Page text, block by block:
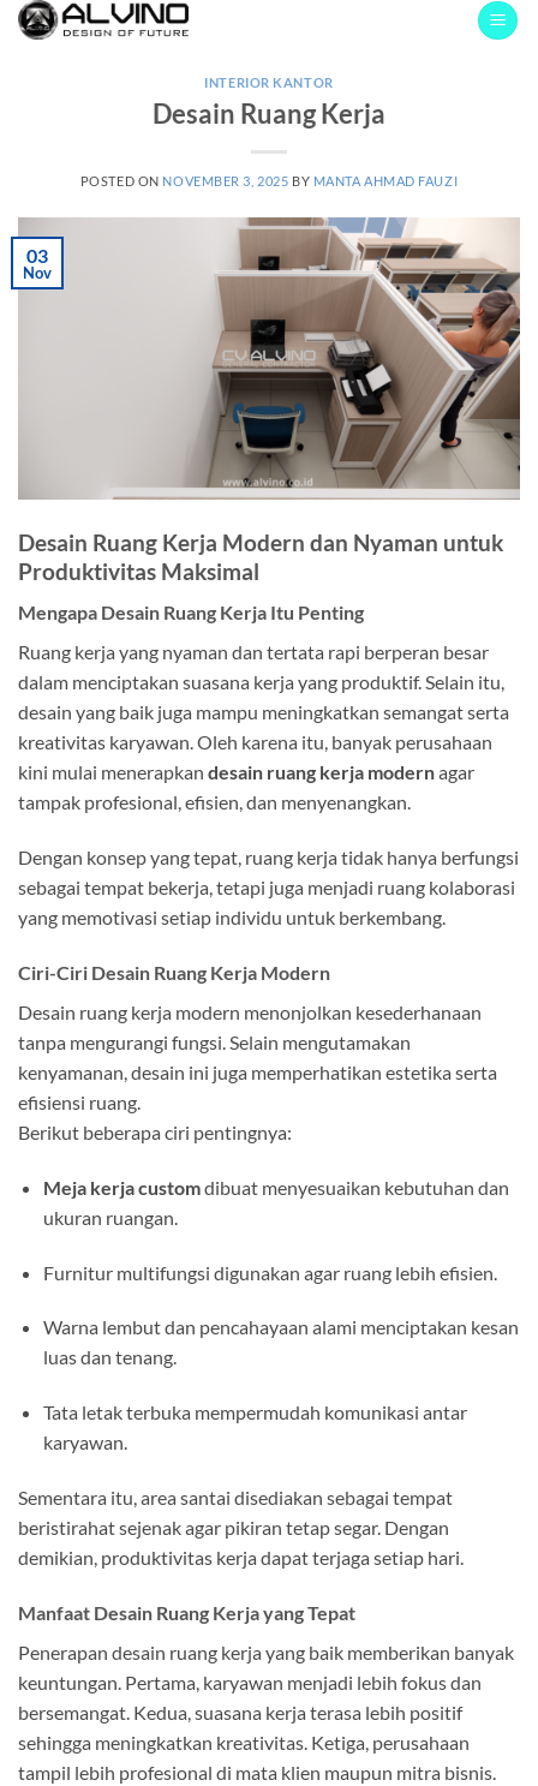
Skip
INTERIOR KANTOR
Desain Ruang Kerja
POSTED ON NOVEMBER 3, 2025 BY MANTA AHMAD FAUZI
03
Nov
Desain Ruang Kerja Modern dan Nyaman untuk
Produktivitas Maksimal
Mengapa Desain Ruang Kerja Itu Penting
Ruang kerja yang nyaman dan tertata rapi berperan besar
dalam menciptakan suasana kerja yang produktif. Selain itu,
desain yang baik juga mampu meningkatkan semangat serta
kreativitas karyawan. Oleh karena itu, banyak perusahaan
kini mulai menerapkan desain ruang kerja modernagar
tampak profesional, efisien, dan menyenangkan.
Dengan konsep yang tepat, ruang kerja tidak hanya berfungsi
sebagai tempat bekerja, tetapi juga menjadi ruang kolaborasi
yang memotivasi setiap individu untuk berkembang.
Ciri-Ciri Desain Ruang Kerja Modern
Desain ruang kerja modern menonjolkan kesederhanaan
tanpa mengurangi fungsi. Selain mengutamakan
kenyamanan, desain ini juga memperhatikan estetika serta
efisiensi ruang.
Berikut beberapa ciri pentingnya:
Meja kerja customdibuat menyesuaikan kebutuhan dan
ukuran ruangan.
Furnitur multifungsi digunakan agar ruang lebih efisien.
Warna lembut dan pencahayaan alami menciptakan kesan
luas dan tenang.
Tata letak terbuka mempermudah komunikasi antar
karyawan.
Sementara itu, area santai disediakan sebagai tempat
beristirahat sejenak agar pikiran tetap segar. Dengan
demikian, produktivitas kerja dapat terjaga setiap hari.
Manfaat Desain Ruang Kerja yang Tepat
Penerapan desain ruang kerja yang baik memberikan banyak
keuntungan. Pertama, karyawan menjadi lebih fokus dan
bersemangat. Kedua, suasana kerja terasa lebih positif
sehingga meningkatkan kreativitas. Ketiga, perusahaan
tampil lebih profesional di mata klien maupun mitra bisnis.